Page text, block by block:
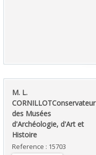
‎M. L.
CORNILLOTConservateur
des Musées
d'Archéologie, d'Art et
Histoire ‎
Reference : 15703